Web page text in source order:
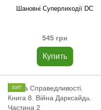
Шановні Суперлиходії DC
545 грн
Купить
ХИТ